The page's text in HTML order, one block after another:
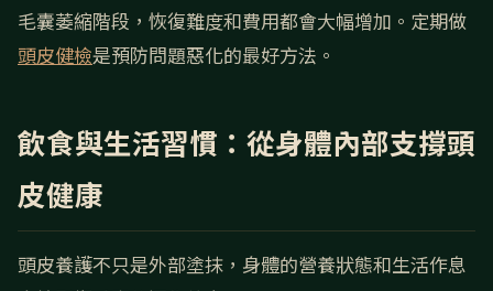
毛囊萎縮階段，恢復難度和費用都會大幅增加。定期做
頭皮健檢是預防問題惡化的最好方法。
飲食與生活習慣：從身體內部支撐頭
皮健康
頭皮養護不只是外部塗抹，身體的營養狀態和生活作息